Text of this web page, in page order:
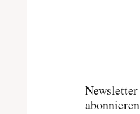
Newsletter
abonnieren